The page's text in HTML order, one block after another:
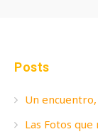
Posts
Un
Las Fotos